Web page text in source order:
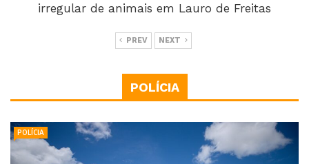
irregular de animais em Lauro de Freitas
PREV NEXT
POLÍCIA
POLÍCIA